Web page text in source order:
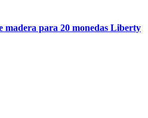
para 20 monedas Liberty